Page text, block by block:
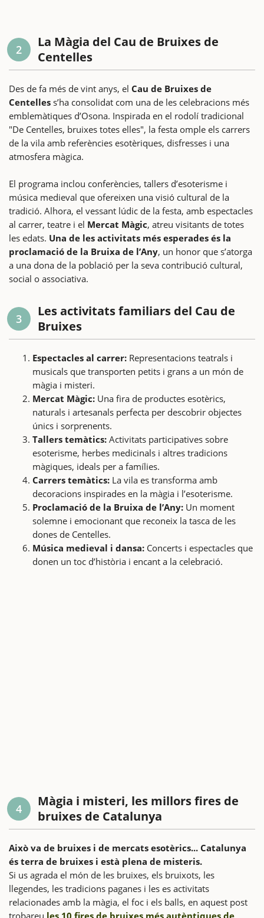
2
La Màgia del Cau de Bruixes de
Centelles
Des de fa més de vint anys, el Cau de Bruixes de
Centelles s’ha consolidat com una de les celebracions més
emblemàtiques d’Osona. Inspirada en el rodolí tradicional
"De Centelles, bruixes totes elles", la festa omple els carrers
de la vila amb referències esotèriques, disfresses i una
atmosfera màgica.
El programa inclou conferències, tallers d’esoterisme i
música medieval que ofereixen una visió cultural de la
tradició. Alhora, el vessant lúdic de la festa, amb espectacles
al carrer, teatre i el Mercat Màgic, atreu visitants de totes
les edats. Una de les activitats més esperades és la
proclamació de la Bruixa de l’Any, un honor que s’atorga
a una dona de la població per la seva contribució cultural,
social o associativa.
3
Les activitats familiars del Cau de
Bruixes
Espectacles al carrer: Representacions teatrals i
musicals que transporten petits i grans a un món de
màgia i misteri.
Mercat Màgic: Una fira de productes esotèrics,
naturals i artesanals perfecta per descobrir objectes
únics i sorprenents.
Tallers temàtics: Activitats participatives sobre
esoterisme, herbes medicinals i altres tradicions
màgiques, ideals per a famílies.
Carrers temàtics: La vila es transforma amb
decoracions inspirades en la màgia i l’esoterisme.
Proclamació de la Bruixa de l’Any: Un moment
solemne i emocionant que reconeix la tasca de les
dones de Centelles.
Música medieval i dansa: Concerts i espectacles que
donen un toc d’història i encant a la celebració.
4
Màgia i misteri, les millors fires de
bruixes de Catalunya
Això va de bruixes i de mercats esotèrics... Catalunya
és terra de bruixes i està plena de misteris.
Si us agrada el món de les bruixes, els bruixots, les
llegendes, les tradicions paganes i les es activitats
relacionades amb la màgia, el foc i els balls, en aquest post
trobareu les 10 fires de bruixes més autèntiques de